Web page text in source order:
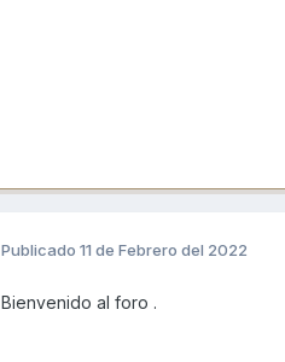
Publicado 11 de Febrero del 2022
Bienvenido al foro .